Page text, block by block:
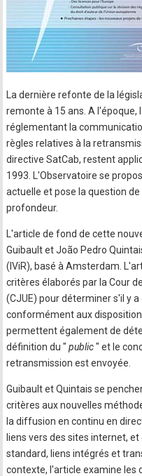
La dernière refonte de la
remonte à 15 ans. A l'époque,
réglementant la
règles relatives à la
directive SatCab, restent
1993. L'Observatoire se
actuelle et pose la question
profondeur.
L'article de fond de cette
Guibault et João Pedro
(IViR), basé à Amsterdam.
critères élaborés par la Cour
(CJUE) pour déterminer s'il y a
conformément aux
permettent également de
définition du " public" et le
retransmission est envoyée.
Guibault et Quintais se
critères aux nouvelles
la diffusion en continu en
liens vers des sites internet,
standard, liens intégrés et
contexte, l'article examine